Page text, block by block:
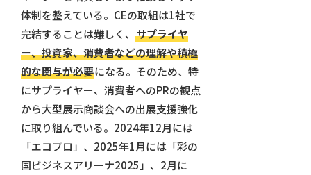
体制を整えている。CEの取組は1社で
完結することは難しく、 サプライヤ
ー、投資家、消費者などの理解や積極
的な関与が必要になる。そのため、特
にサプライヤー、消費者へのPRの観点
から大型展示商談会への出展支援強化
に取り組んでいる。2024年12月には
「エコプロ」、2025年1月には「彩の
国ビジネスアリーナ2025」、2月に